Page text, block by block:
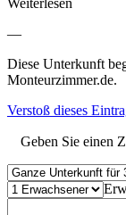
—
Diese Unterkunft
Monteurzimmer.de.
Verstoß dieses
Geben Sie einen